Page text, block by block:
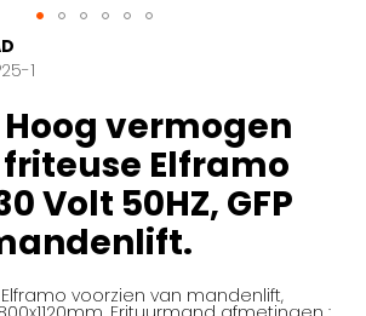
1
vermogen
Elframo
Volt 50HZ, GFP
voorzien van mandenlift,